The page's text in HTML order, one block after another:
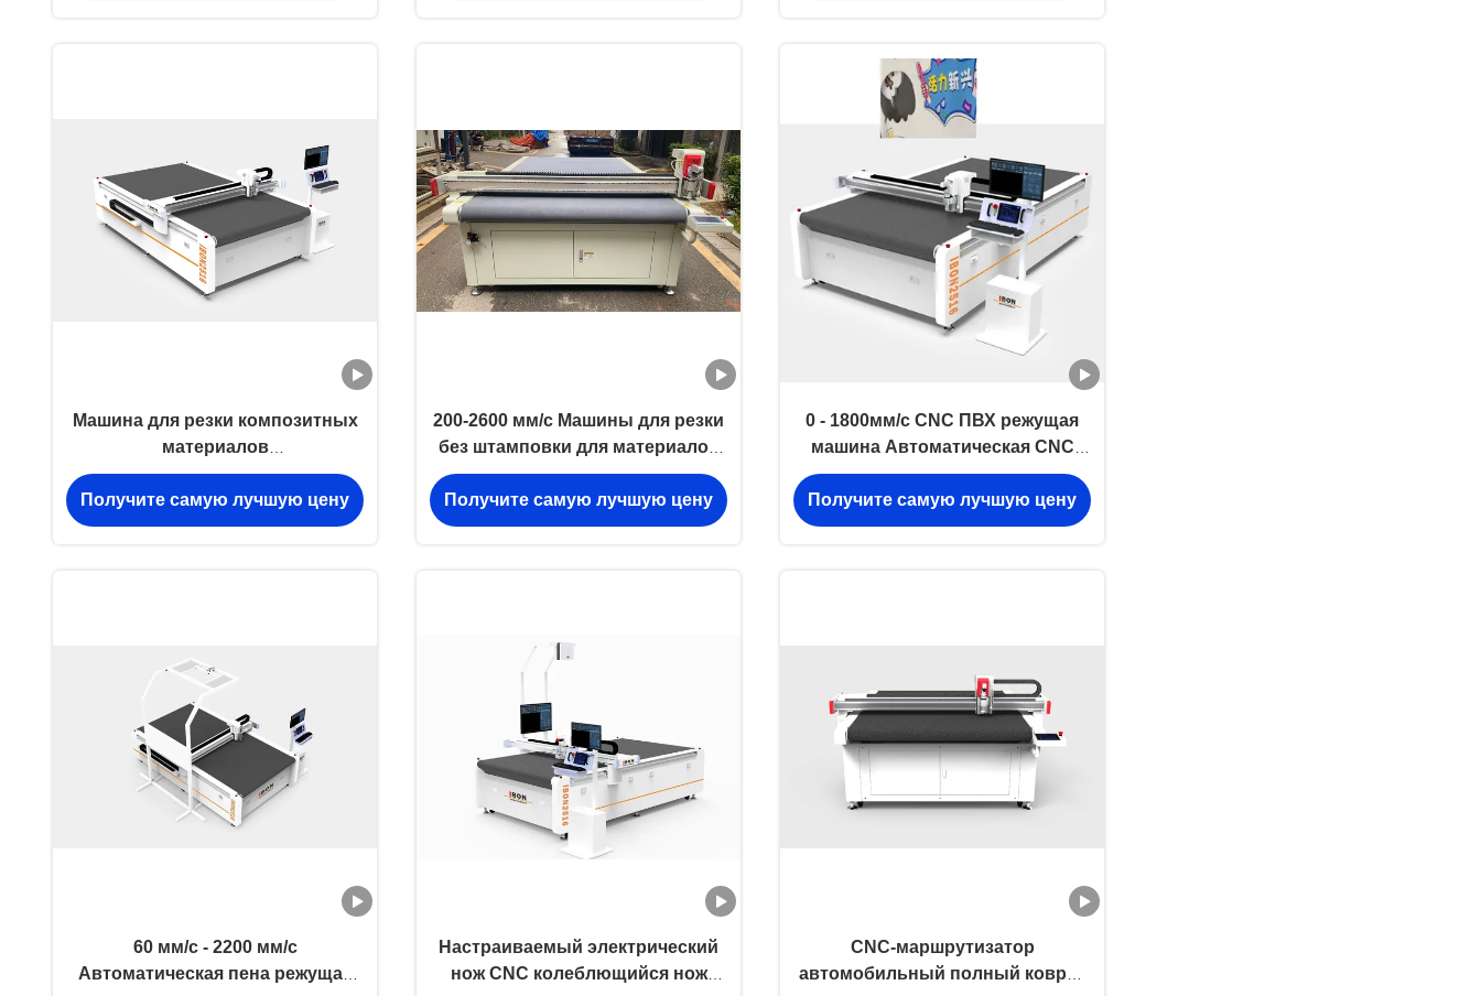
Машина для резки композитных
материалов
многофункциональная
автоматическая машина для
резки досок для каналов
Получите самую лучшую цену
200-2600 мм/с Машины для резки
без штамповки для материалов
из ПВХ резины
Получите самую лучшую цену
0 - 1800мм/с CNC ПВХ режущая
машина Автоматическая CNC
пена режущая машина 11kw
Получите самую лучшую цену
60 мм/с - 2200 мм/с
Автоматическая пена режущая
Настраиваемый электрический
нож CNC колеблющийся нож
CNC-маршрутизатор
автомобильный полный коврик